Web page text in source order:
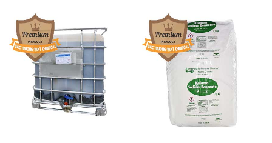
Chất tạo bọt Las P Tico Tank
IBC Bồn Việt Nam
Sodium Benzoate – Mốc Bột
Kalama Food Grade Mỹ Usa